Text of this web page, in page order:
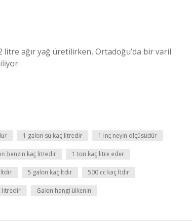
ağır yağ üretilirken, Ortadoğu’da bir varil
1 galon su kaç litredir 1 inç neyin ölçüsüdür
benzin kaç litredir 1 ton kaç litre eder
ltdir 5 galon kaç ltdir 500 cc kaç ltdir
litredir Galon hangi ülkenin